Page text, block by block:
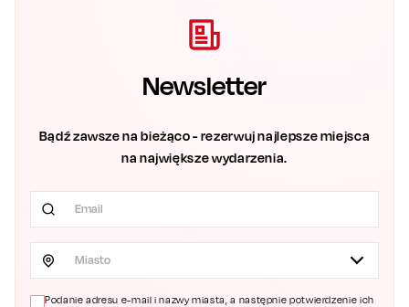
Newsletter
Bądź zawsze na bieżąco - rezerwuj najlepsze miejsca
na największe wydarzenia.
Miasto
Podanie adresu e-mail i nazwy miasta, a następnie potwierdzenie ich